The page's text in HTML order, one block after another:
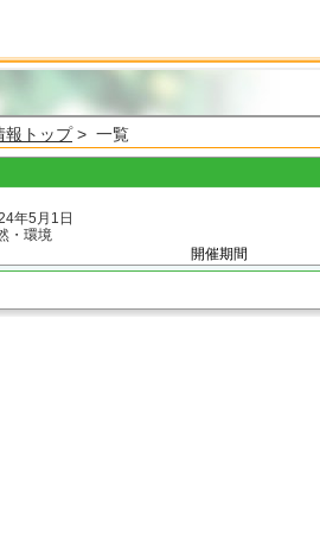
報トップ> 一覧
年5月1日
・環境
開催期間